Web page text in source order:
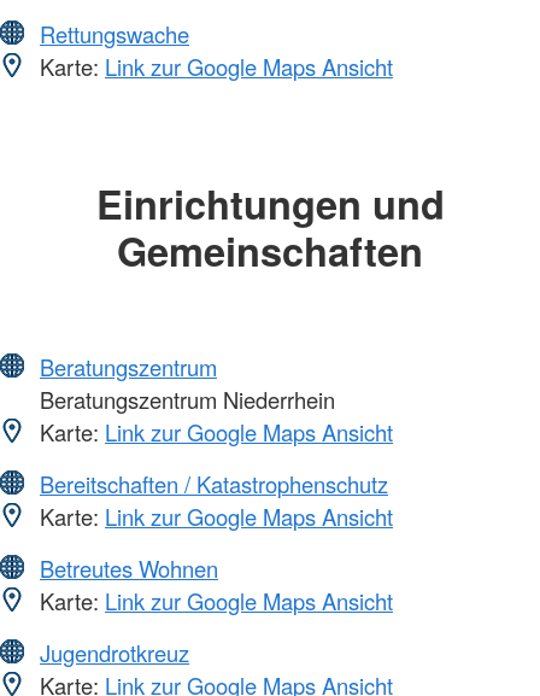
Rettungswache
Karte: Link zur Google Maps Ansicht
Einrichtungen und
Gemeinschaften
Beratungszentrum
Beratungszentrum Niederrhein
Karte: Link zur Google Maps Ansicht
Bereitschaften / Katastrophenschutz
Karte: Link zur Google Maps Ansicht
Betreutes Wohnen
Karte: Link zur Google Maps Ansicht
Jugendrotkreuz
Karte: Link zur Google Maps Ansicht